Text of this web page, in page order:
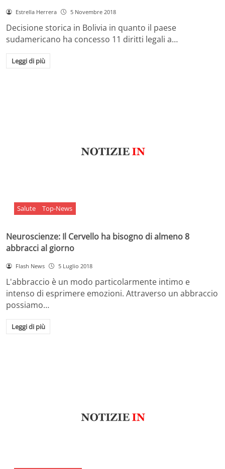
Estrella Herrera 5 Novembre 2018
Decisione storica in Bolivia in quanto il paese
sudamericano ha concesso 11 diritti legali a…
Leggi di più
Salute Top-News
Neuroscienze: Il Cervello ha bisogno di almeno 8
abbracci al giorno
Flash News 5 Luglio 2018
L'abbraccio è un modo particolarmente intimo e
intenso di esprimere emozioni. Attraverso un abbraccio
possiamo…
Leggi di più